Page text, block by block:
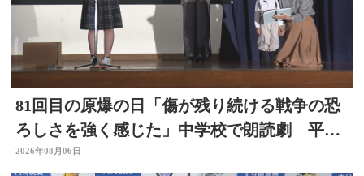
81回目の原爆の日「傷が残り続ける戦争の恐
ろしさを強く感じた」中学校で朗読劇 平和
の大切さ学ぶ 大分
2026年08月06日